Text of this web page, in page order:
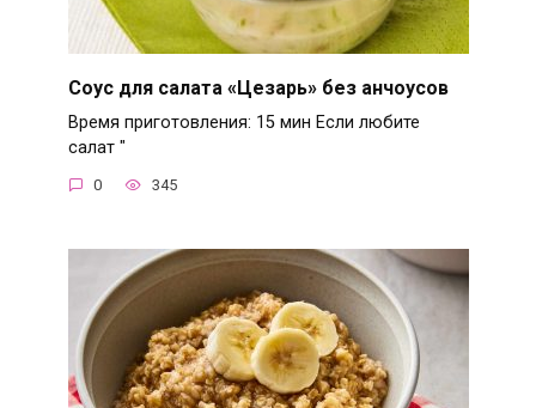
Соус для салата «Цезарь» без анчоусов
Время приготовления: 15 мин Если любите
салат "
0 345